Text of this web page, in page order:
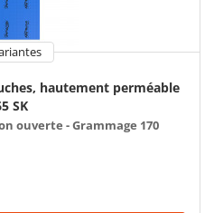
hautement perméable
SK
ouverte - Grammage 170